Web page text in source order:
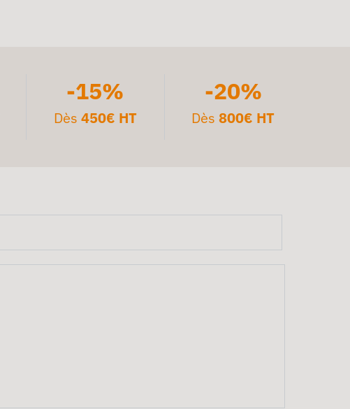
-15%
Dès 450€ HT
-20%
Dès800€ HT